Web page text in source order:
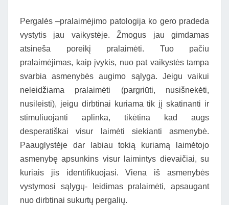
Pergalės –pralaimėjimo patologija ko gero pradeda
vystytis jau vaikystėje. Žmogus jau gimdamas
atsineša poreikį pralaimėti. Tuo pačiu
pralaimėjimas, kaip įvykis, nuo pat vaikystės tampa
svarbia asmenybės augimo sąlyga. Jeigu vaikui
neleidžiama pralaimėti (pargriūti, nusišnekėti,
nusileisti), jeigu dirbtinai kuriama tik jį skatinanti ir
stimuliuojanti aplinka, tikėtina kad augs
desperatiškai visur laimėti siekianti asmenybė.
Paauglystėje dar labiau tokią kuriamą laimėtojo
asmenybę apsunkins visur laimintys dievaičiai, su
kuriais jis identifikuojasi. Viena iš asmenybės
vystymosi sąlygų- leidimas pralaimėti, apsaugant
nuo dirbtinai sukurtų pergalių.